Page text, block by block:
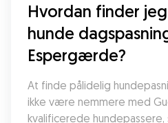
Hvordan finder
hunde
Espergærde?
At finde pålidelig
ikke være nemmere med
kvalificerede